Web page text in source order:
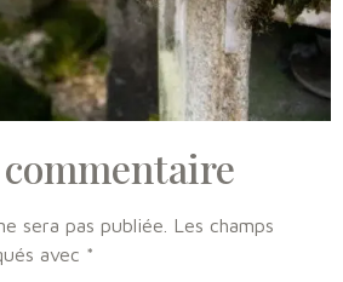
sera pas publiée. Les champs
avec *